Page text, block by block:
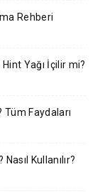
Rehberi
Yağı İçilir mi?
Tüm Faydaları
Kullanılır?